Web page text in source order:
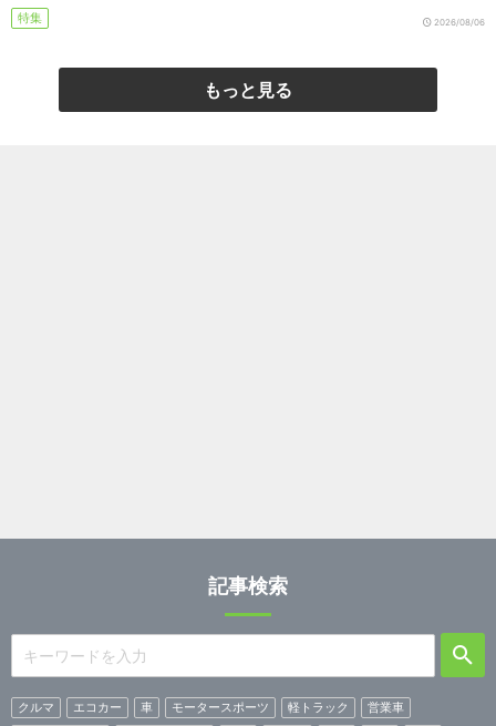
特集 2026/08/06
もっと見る
記事検索
クルマ エコカー 車 モータースポーツ 軽トラック
営業車